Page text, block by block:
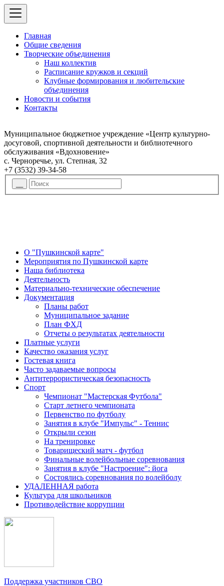
Главная
Общие сведения
Творческие объединения
Наш коллектив
Расписание кружков и секций
Клубные формирования и любительские
объединения
Новости и события
Контакты
Муниципальное бюджетное учреждение «Центр культурно-
досуговой, спортивной деятельности и библиотечного
обслуживания «Вдохновение»
с. Черноречье, ул. Степная, 32
+7 (3532) 39-34-58
О "Пушкинской карте"
Мероприятия по Пушкинской карте
Наша библиотека
Деятельность
Материально-технические обеспечение
Документация
Планы работ
Муниципальное задание
План ФХД
Отчеты о результатах деятельности
Платные услуги
Качество оказания услуг
Гостевая книга
Часто задаваемые вопросы
Антитеррористическая безопасность
Спорт
Чемпионат "Мастерская Футбола"
Старт летнего чемпионата
Первенство по футболу
Занятия в клубе "Импульс" - Теннис
Открыли сезон
На тренировке
Товарищеский матч - футбол
Финальные волейбольные соревнования
Занятия в клубе "Настроение": йога
Состоялись соревнования по волейболу
УДАЛЕННАЯ работа
Культура для школьников
Противодействие коррупции
Поддержка участников СВО